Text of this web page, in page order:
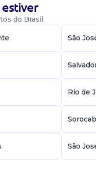
do Brasil.
São
Rio de
São